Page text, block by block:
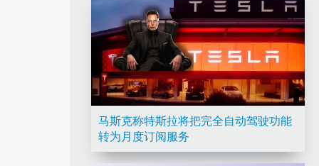
马斯克称特斯拉将把完全自动驾驶功能
转为月度订阅服务